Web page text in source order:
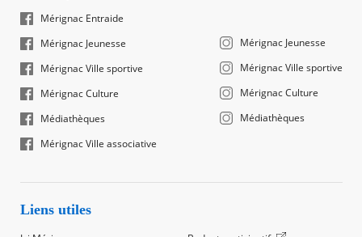
Mérignac Entraide
Mérignac Jeunesse
Mérignac Ville sportive
Mérignac Culture
Médiathèques
Mérignac Ville associative
Mérignac Jeunesse
Mérignac Ville sportive
Mérignac Culture
Médiathèques
Liens utiles